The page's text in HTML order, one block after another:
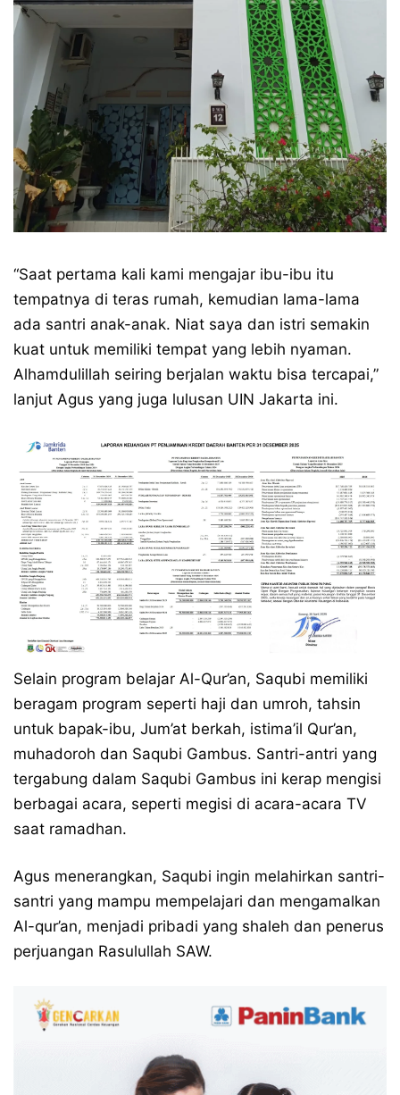
“Saat pertama kali kami mengajar ibu-ibu itu
tempatnya di teras rumah, kemudian lama-lama
ada santri anak-anak. Niat saya dan istri semakin
kuat untuk memiliki tempat yang lebih nyaman.
Alhamdulillah seiring berjalan waktu bisa tercapai,”
lanjut Agus yang juga lulusan UIN Jakarta ini.
Selain program belajar Al-Qur’an, Saqubi memiliki
beragam program seperti haji dan umroh, tahsin
untuk bapak-ibu, Jum’at berkah, istima’il Qur’an,
muhadoroh dan Saqubi Gambus. Santri-antri yang
tergabung dalam Saqubi Gambus ini kerap mengisi
berbagai acara, seperti megisi di acara-acara TV
saat ramadhan.
Agus menerangkan, Saqubi ingin melahirkan santri-
santri yang mampu mempelajari dan mengamalkan
Al-qur’an, menjadi pribadi yang shaleh dan penerus
perjuangan Rasulullah SAW.